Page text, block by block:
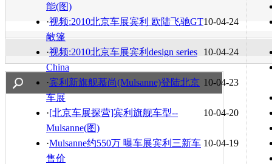
能(图)
10-04-24
·视频:2010北京车展宾利 欧陆飞驰GT
敞篷
10-04-24
·视频:2010北京车展宾利design series
China
10-04-23
·宾利新旗舰慕尚(Mulsanne)登陆北京
车展
10-04-20
·[北京车展探营]宾利旗舰车型--
Mulsanne(图)
10-04-19
·Mulsanne约550万 曝车展宾利三新车
售价